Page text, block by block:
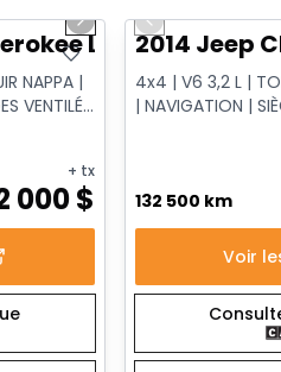
Next slide
Limited
NAPPA |
VENTILÉS
+ tx
000$
Previous slide
2014 Jeep
4x4 | V6 3,2 L |
| NAVIGATION |
132 500 km
Voir